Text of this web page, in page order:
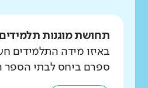
תחושת מוגנות תלמידים
באיזו מידה התלמידים
ספרם ביחס לבתי הספר